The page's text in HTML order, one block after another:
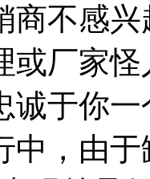
不感兴
厂家怪
诚于你
，由于